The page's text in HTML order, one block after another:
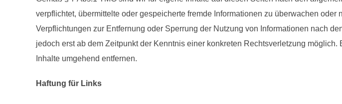
verpflichtet, übermittelte oder gespeicherte fremde Informationen zu überwachen
Verpflichtungen zur Entfernung oder Sperrung der Nutzung von Informationen nach
jedoch erst ab dem Zeitpunkt der Kenntnis einer konkreten Rechtsverletzung
Inhalte umgehend entfernen.
Haftung für Links